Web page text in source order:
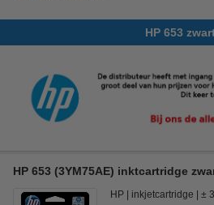
HP 653
HP 653 (3YM75AE) inktcartridge
HP inkjetcartridge ±